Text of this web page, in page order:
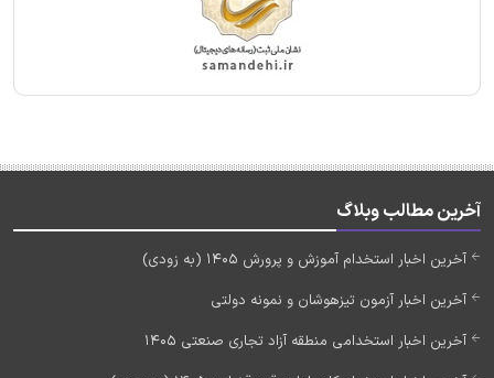
آخرین مطالب وبلاگ
آخرین اخبار استخدام آموزش و پرورش 1405 (به زودی)
آخرین اخبار آزمون تیزهوشان و نمونه دولتی
آخرین اخبار استخدامی منطقه آزاد تجاری صنعتی 1405